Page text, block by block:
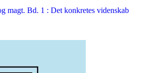
magt. Bd. 1 : Det konkretes videnskab